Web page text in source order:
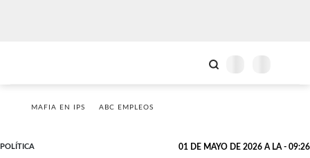
MAFIA EN IPS ABC EMPLEOS
POLÍTICA 01 DE MAYO DE 2026 A LA - 09:26